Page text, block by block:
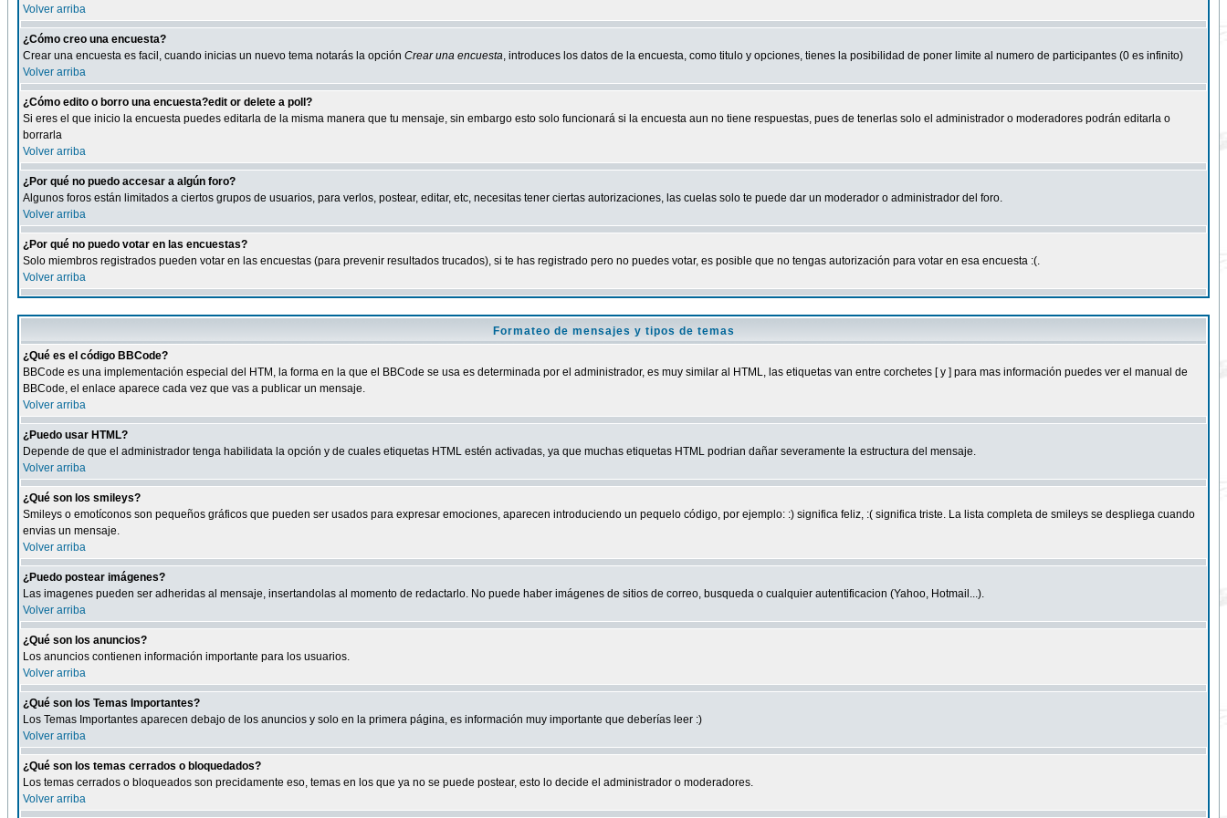
Volver arriba
¿Cómo creo una encuesta?
Crear una encuesta es facil, cuando inicias un nuevo tema notarás la opción Crear una encuesta, introduces los datos de la encuesta, como titulo y opciones, tienes la posibilidad de poner limite al numero de participantes (0 es infinito)
Volver arriba
¿Cómo edito o borro una encuesta?edit or delete a poll?
Si eres el que inicio la encuesta puedes editarla de la misma manera que tu mensaje, sin embargo esto solo funcionará si la encuesta aun no tiene respuestas, pues de tenerlas solo el administrador o moderadores podrán editarla o
borrarla
Volver arriba
¿Por qué no puedo accesar a algún foro?
Algunos foros están limitados a ciertos grupos de usuarios, para verlos, postear, editar, etc, necesitas tener ciertas autorizaciones, las cuelas solo te puede dar un moderador o administrador del foro.
Volver arriba
¿Por qué no puedo votar en las encuestas?
Solo miembros registrados pueden votar en las encuestas (para prevenir resultados trucados), si te has registrado pero no puedes votar, es posible que no tengas autorización para votar en esa encuesta :(.
Volver arriba
Formateo de mensajes y tipos de temas
¿Qué es el código BBCode?
BBCode es una implementación especial del HTM, la forma en la que el BBCode se usa es determinada por el administrador, es muy similar al HTML, las etiquetas van entre corchetes [ y ] para mas información puedes ver el manual de
BBCode, el enlace aparece cada vez que vas a publicar un mensaje.
Volver arriba
¿Puedo usar HTML?
Depende de que el administrador tenga habilidata la opción y de cuales etiquetas HTML estén activadas, ya que muchas etiquetas HTML podrian dañar severamente la estructura del mensaje.
Volver arriba
¿Qué son los smileys?
Smileys o emotíconos son pequeños gráficos que pueden ser usados para expresar emociones, aparecen introduciendo un pequelo código, por ejemplo: :) significa feliz, :( significa triste. La lista completa de smileys se despliega cuando
envias un mensaje.
Volver arriba
¿Puedo postear imágenes?
Las imagenes pueden ser adheridas al mensaje, insertandolas al momento de redactarlo. No puede haber imágenes de sitios de correo, busqueda o cualquier autentificacion (Yahoo, Hotmail...).
Volver arriba
¿Qué son los anuncios?
Los anuncios contienen información importante para los usuarios.
Volver arriba
¿Qué son los Temas Importantes?
Los Temas Importantes aparecen debajo de los anuncios y solo en la primera página, es información muy importante que deberías leer :)
Volver arriba
¿Qué son los temas cerrados o bloquedados?
Los temas cerrados o bloqueados son precidamente eso, temas en los que ya no se puede postear, esto lo decide el administrador o moderadores.
Volver arriba